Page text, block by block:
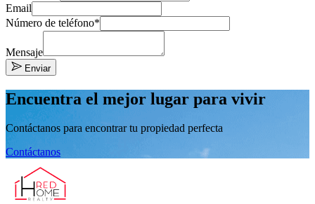
Email
Número de teléfono*
Mensaje
Enviar
Encuentra el mejor lugar para vivir
Contáctanos para encontrar tu propiedad perfecta
Contáctanos